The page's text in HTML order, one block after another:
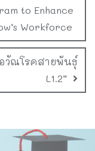
to Enhance
Workforce
วัณโรคสายพันธุ์
L1.2”